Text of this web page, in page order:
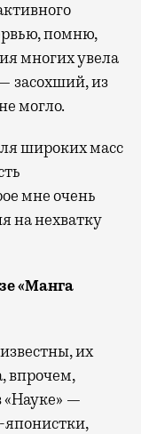
помню,
многих увела
засохший, из
могло.
широких масс
мне очень
на нехватку
«Манга
их
впрочем,
«Науке» —
японистки,